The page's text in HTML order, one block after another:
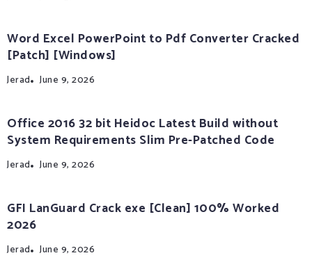
Word Excel PowerPoint to Pdf Converter Cracked
[Patch] [Windows]
Jerad June 9, 2026
Office 2016 32 bit Heidoc Latest Build without
System Requirements Slim Pre-Patched Code
Jerad June 9, 2026
GFI LanGuard Crack exe [Clean] 100% Worked
2026
Jerad June 9, 2026